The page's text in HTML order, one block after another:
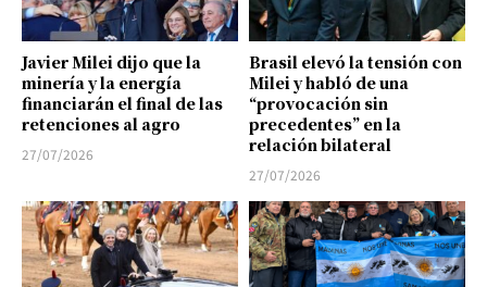
Javier Milei dijo que la
minería y la energía
financiarán el final de las
retenciones al agro
27/07/2026
Brasil elevó la tensión con
Milei y habló de una
“provocación sin
precedentes” en la
relación bilateral
27/07/2026